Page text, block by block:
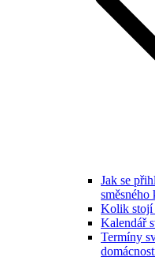
Jak se
Kolik stojí
Kalendář
Termíny